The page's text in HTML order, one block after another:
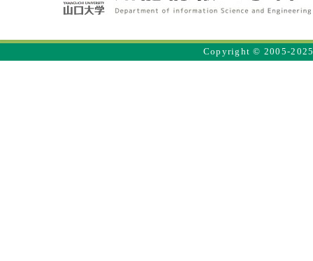
Copyright © 2005-